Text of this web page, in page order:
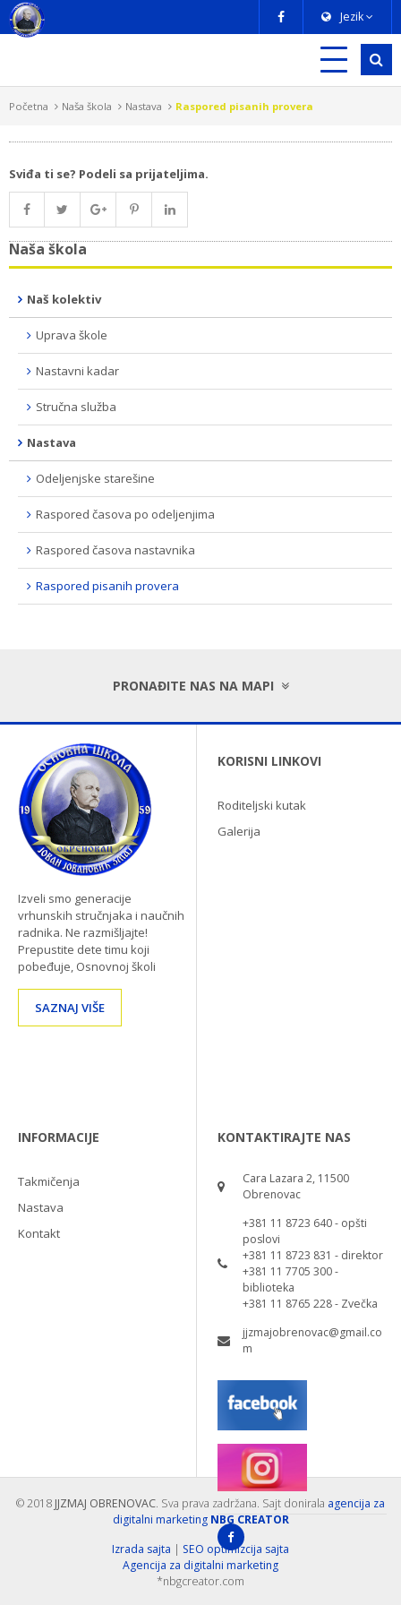
Jezik
Početna Naša škola Nastava Raspored pisanih provera
Sviđa ti se? Podeli sa prijateljima.
Naša škola
Naš kolektiv
Uprava škole
Nastavni kadar
Stručna služba
Nastava
Odeljenjske starešine
Raspored časova po odeljenjima
Raspored časova nastavnika
Raspored pisanih provera
PRONAĐITE NAS NA MAPI
Izveli smo generacije
vrhunskih stručnjaka i naučnih
radnika. Ne razmišljajte!
Prepustite dete timu koji
pobeđuje, Osnovnoj školi
SAZNAJ VIŠE
KORISNI LINKOVI
Roditeljski kutak
Galerija
INFORMACIJE
Takmičenja
Nastava
Kontakt
KONTAKTIRAJTE NAS
Cara Lazara 2, 11500
Obrenovac
+381 11 8723 640 - opšti
poslovi
+381 11 8723 831 - direktor
+381 11 7705 300 -
biblioteka
+381 11 8765 228 - Zvečka
jjzmajobrenovac@gmail.co
m
© 2018 JJZMAJ OBRENOVAC. Sva prava zadržana. Sajt donirala agencija za
digitalni marketing NBG CREATOR
Izrada sajta | SEO optimizcija sajta
Agencija za digitalni marketing
*nbgcreator.com